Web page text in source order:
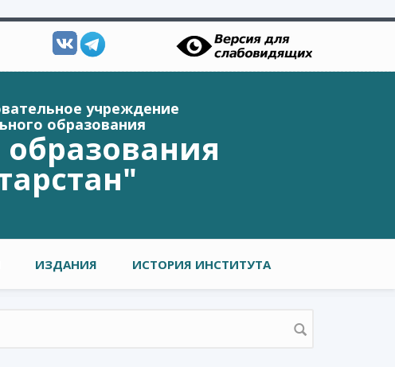
учреждение
образования
ИЗДАНИЯ ИСТОРИЯ ИНСТИТУТА